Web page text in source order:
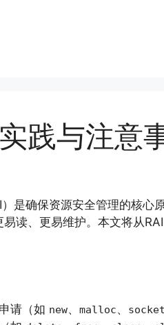
践与注意
是确保资源安全管理的核
读、更易维护。本文将从
请（如 new、 malloc、 socket